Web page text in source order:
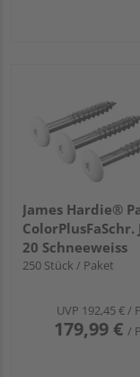
James Hardie®
ColorPlusFaSchr.
20 Schneeweiss
38x4,8mm
250 Stück / Paket
UVP 192,45 €/
179,99 € /